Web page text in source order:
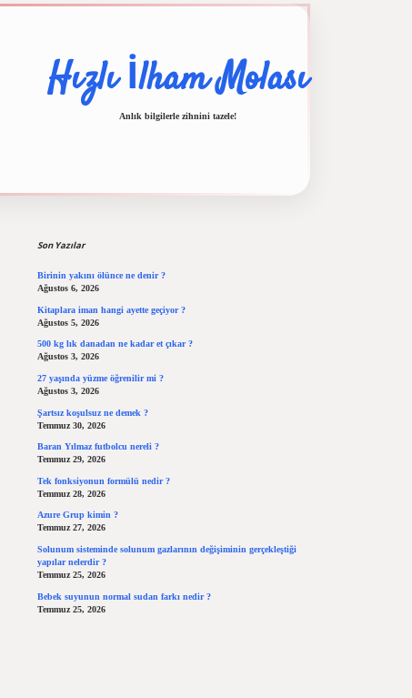
Hızlı İlham Molası
Anlık bilgilerle zihnini tazele!
Son Yazılar
Birinin yakını ölünce ne denir ?
Ağustos 6, 2026
Kitaplara iman hangi ayette geçiyor ?
Ağustos 5, 2026
500 kg lık danadan ne kadar et çıkar ?
Ağustos 3, 2026
27 yaşında yüzme öğrenilir mi ?
Ağustos 3, 2026
Şartsız koşulsuz ne demek ?
Temmuz 30, 2026
Baran Yılmaz futbolcu nereli ?
Temmuz 29, 2026
Tek fonksiyonun formülü nedir ?
Temmuz 28, 2026
Azure Grup kimin ?
Temmuz 27, 2026
Solunum sisteminde solunum gazlarının değişiminin gerçekleştiği
yapılar nelerdir ?
Temmuz 25, 2026
Bebek suyunun normal sudan farkı nedir ?
Temmuz 25, 2026